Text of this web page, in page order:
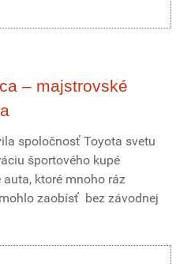
– majstrovské
spoločnosť Toyota svetu
športového kupé
auta, ktoré mnoho ráz
zaobísť bez závodnej